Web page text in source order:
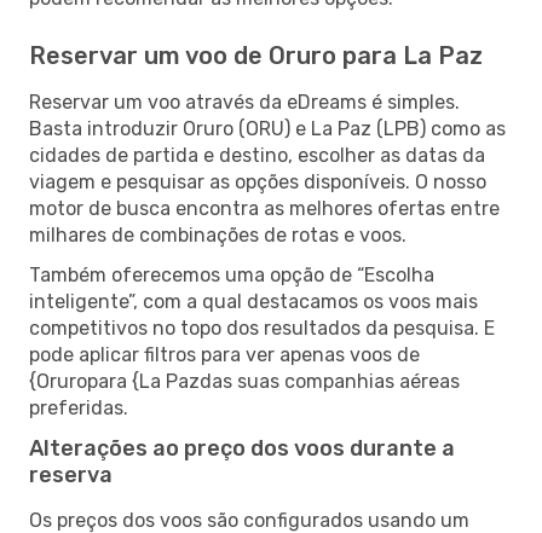
Reservar um voo de Oruro para La Paz
Reservar um voo através da eDreams é simples.
Basta introduzir Oruro (ORU) e La Paz (LPB) como as
cidades de partida e destino, escolher as datas da
viagem e pesquisar as opções disponíveis. O nosso
motor de busca encontra as melhores ofertas entre
milhares de combinações de rotas e voos.
Também oferecemos uma opção de “Escolha
inteligente”, com a qual destacamos os voos mais
competitivos no topo dos resultados da pesquisa. E
pode aplicar filtros para ver apenas voos de
{Oruropara {La Pazdas suas companhias aéreas
preferidas.
Alterações ao preço dos voos durante a
reserva
Os preços dos voos são configurados usando um